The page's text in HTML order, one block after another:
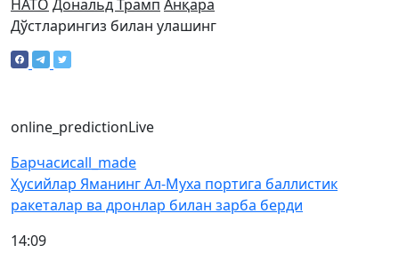
НАТО Дональд Трамп Анқара
Дўстларингиз билан улашинг
online_predictionLive
Барчасиcall_made
Ҳусийлар Яманинг Ал-Муха портига баллистик
ракеталар ва дронлар билан зарба берди
14:09